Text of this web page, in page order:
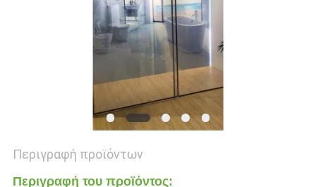
Περιγραφή προϊόντων
Περιγραφή του προϊόντος: